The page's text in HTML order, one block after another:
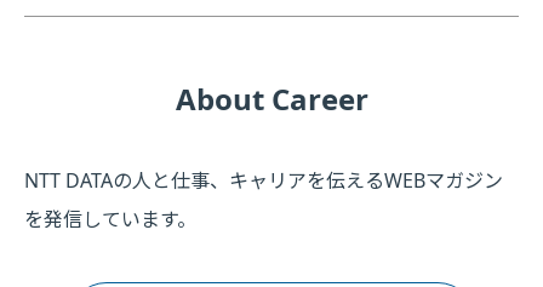
About Career
NTT DATAの人と仕事、キャリアを伝えるWEBマガジン
を発信しています。